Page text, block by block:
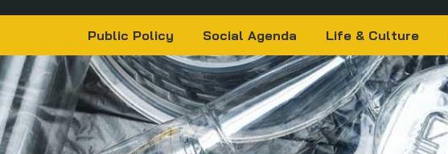
Public Policy Social Agenda Life & Culture